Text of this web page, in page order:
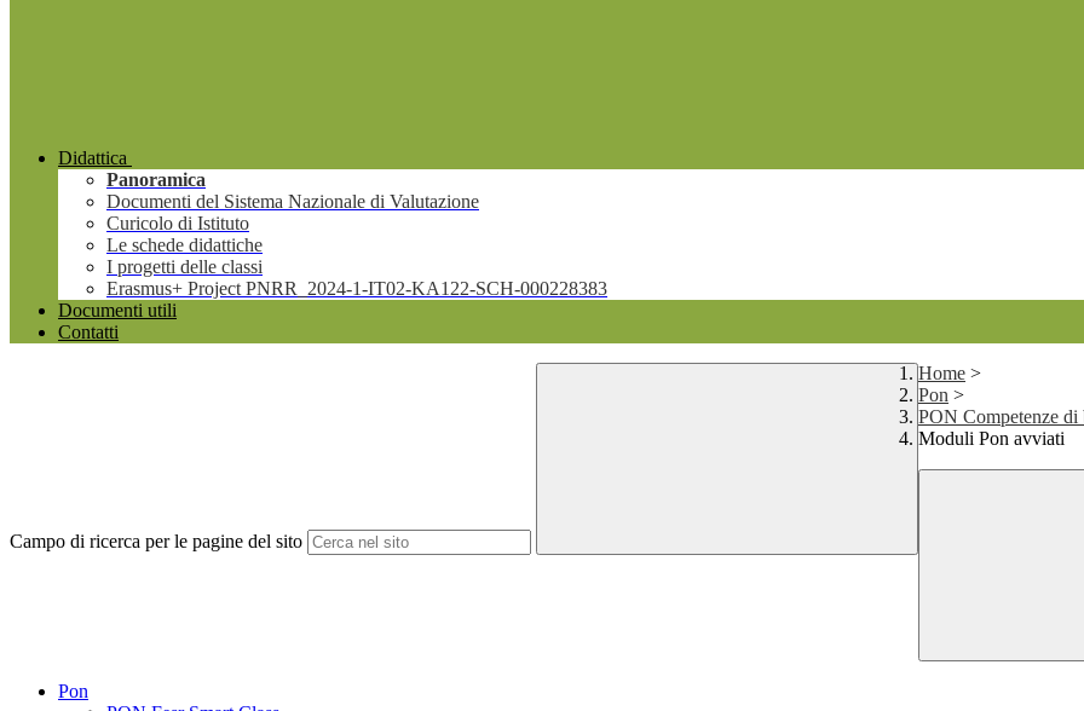
Didattica
Panoramica
Documenti del Sistema Nazionale di Valutazione
Curicolo di Istituto
Le schede didattiche
I progetti delle classi
Erasmus+ Project PNRR_2024-1-IT02-KA122-SCH-000228383
Documenti utili
Contatti
Campo di ricerca per le pagine del sito
Home >
Pon >
PON Competenze di
Moduli Pon avviati
Pon